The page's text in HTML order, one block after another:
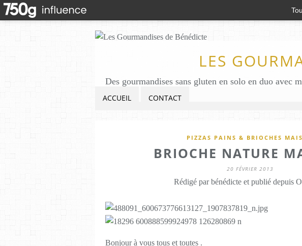
LES
ACCUEIL CONTACT
PIZZAS PAINS & BRIOCHES
BRIOCHE NATURE
20 FÉVRIER 2013
Rédigé par bénédicte et publié depuis
Bonjour à vous tous et toutes .